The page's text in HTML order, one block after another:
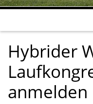
Hybrider
anmelden